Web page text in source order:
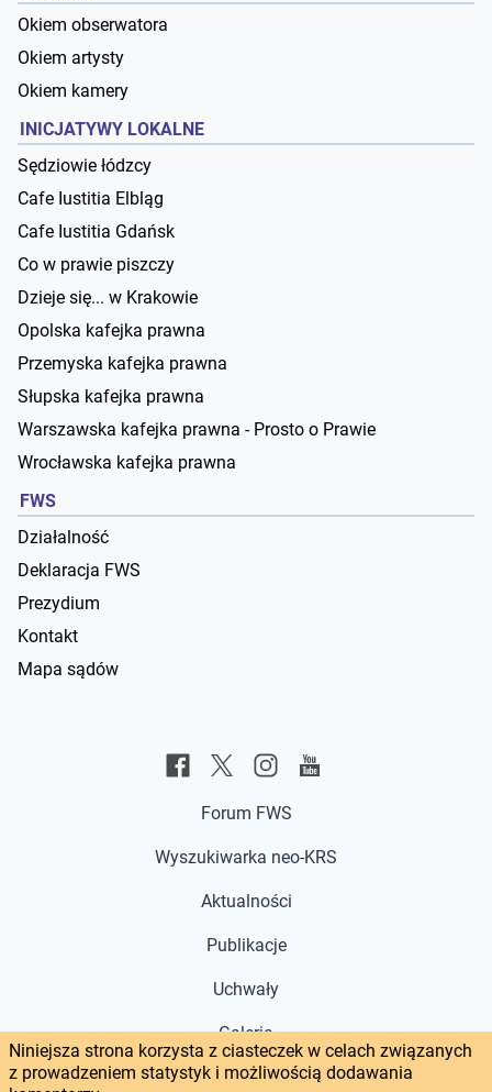
Okiem obserwatora
Okiem artysty
Okiem kamery
INICJATYWY LOKALNE
Sędziowie łódzcy
Cafe Iustitia Elbląg
Cafe Iustitia Gdańsk
Co w prawie piszczy
Dzieje się... w Krakowie
Opolska kafejka prawna
Przemyska kafejka prawna
Słupska kafejka prawna
Warszawska kafejka prawna - Prosto o Prawie
Wrocławska kafejka prawna
FWS
Działalność
Deklaracja FWS
Prezydium
Kontakt
Mapa sądów
Forum FWS
Wyszukiwarka neo-KRS
Aktualności
Publikacje
Uchwały
Galeria
Głos w sprawie
Niniejsza strona korzysta z ciasteczek w celach związanych
z prowadzeniem statystyk i możliwością dodawania